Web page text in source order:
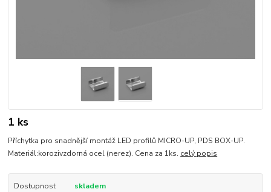
1 ks
Příchytka pro snadnější montáž LED profilů MICRO-UP, PDS BOX-UP.
Materiál:korozivzdorná ocel (nerez). Cena za 1ks. celý popis
Dostupnost skladem